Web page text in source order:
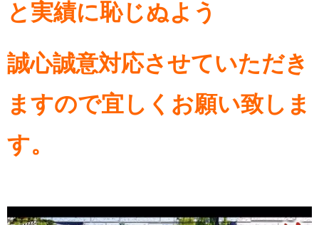
と実績に恥じぬよう
誠心誠意対応させていただき
ますので宜しくお願い致しま
す。